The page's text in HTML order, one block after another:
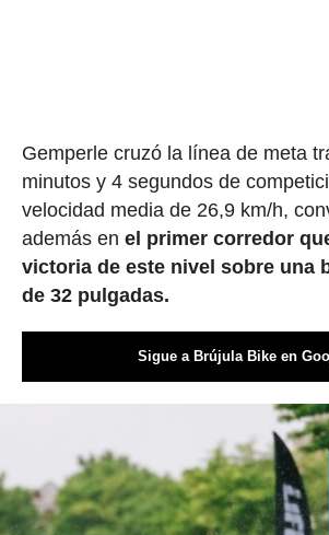
Gemperle cruzó la línea de meta
minutos y 4 segundos de
velocidad media de 26,9 km/h,
además en el primer corredor
victoria de este nivel sobre una
de 32 pulgadas.
Sigue a Brújula Bike en